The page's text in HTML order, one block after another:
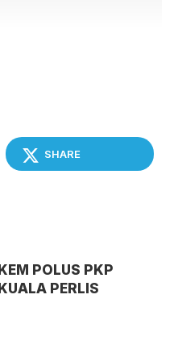
SHARE
KEM POLUS PKP
KUALA PERLIS